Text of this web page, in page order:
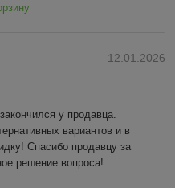
12.01.2026
у продавца.
вариантов и в
Спасибо продавцу за
решение вопроса!